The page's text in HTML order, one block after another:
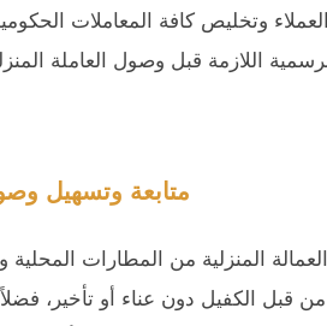
وتخليص كافة المعاملات
اللازمة قبل وصول العاملة
متابعة وتسهيل
المنزلية من المطارات المحلية
من قبل الكفيل دون عناء أو تأخير،